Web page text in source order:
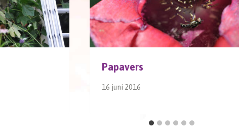
Papavers
16 juni 2016